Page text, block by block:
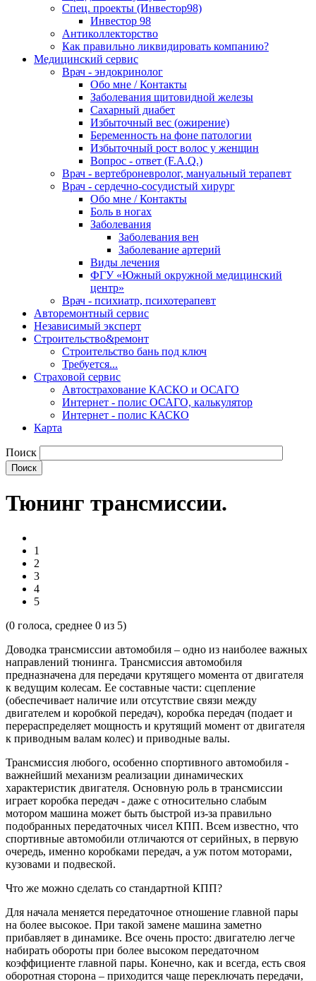
Спец. проекты (Инвестор98)
Инвестор 98
Антиколлекторство
Как правильно ликвидировать компанию?
Медицинский сервис
Врач - эндокринолог
Обо мне / Контакты
Заболевания щитовидной железы
Сахарный диабет
Избыточный вес (ожирение)
Беременность на фоне патологии
Избыточный рост волос у женщин
Вопрос - ответ (F.A.Q.)
Врач - вертеброневролог, мануальный терапевт
Врач - сердечно-сосудистый хирург
Обо мне / Контакты
Боль в ногах
Заболевания
Заболевания вен
Заболевание артерий
Виды лечения
ФГУ «Южный окружной медицинский
центр»
Врач - психиатр, психотерапевт
Авторемонтный сервис
Независимый эксперт
Строительство&ремонт
Строительство бань под ключ
Требуется...
Страховой сервис
Автострахование КАСКО и ОСАГО
Интернет - полис ОСАГО, калькулятор
Интернет - полис КАСКО
Карта
Поиск
Тюнинг трансмиссии.
1
2
3
4
5
(0 голоса, среднее 0 из 5)
Доводка трансмиссии автомобиля – одно из наиболее важных
направлений тюнинга. Трансмиссия автомобиля
предназначена для передачи крутящего момента от двигателя
к ведущим колесам. Ее составные части: сцепление
(обеспечивает наличие или отсутствие связи между
двигателем и коробкой передач), коробка передач (подает и
перераспределяет мощность и крутящий момент от двигателя
к приводным валам колес) и приводные валы.
Трансмиссия любого, особенно спортивного автомобиля -
важнейший механизм реализации динамических
характеристик двигателя. Основную роль в трансмиссии
играет коробка передач - даже с относительно слабым
мотором машина может быть быстрой из-за правильно
подобранных передаточных чисел КПП. Всем известно, что
спортивные автомобили отличаются от серийных, в первую
очередь, именно коробками передач, а уж потом моторами,
кузовами и подвеской.
Что же можно сделать со стандартной КПП?
Для начала меняется передаточное отношение главной пары
на более высокое. При такой замене машина заметно
прибавляет в динамике. Все очень просто: двигателю легче
набирать обороты при более высоком передаточном
коэффициенте главной пары. Конечно, как и всегда, есть своя
оборотная сторона – приходится чаще переключать передачи,